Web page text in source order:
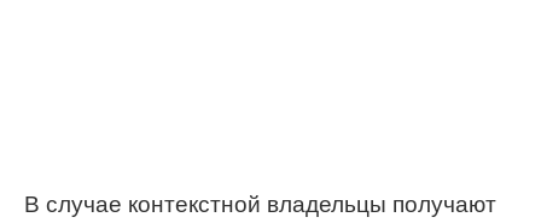
В случае контекстной владельцы получают